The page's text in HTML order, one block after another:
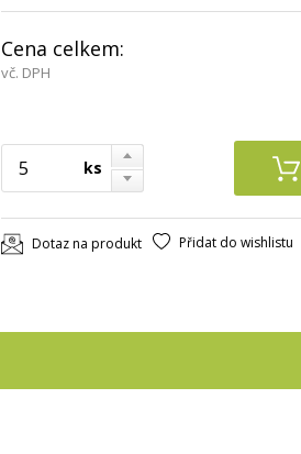
Cena celkem:
vč. DPH
ks
Dotaz na produkt Přidat do wishlistu